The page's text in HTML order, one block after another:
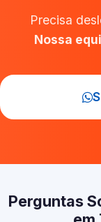
Precisa
Nossa
Perguntas